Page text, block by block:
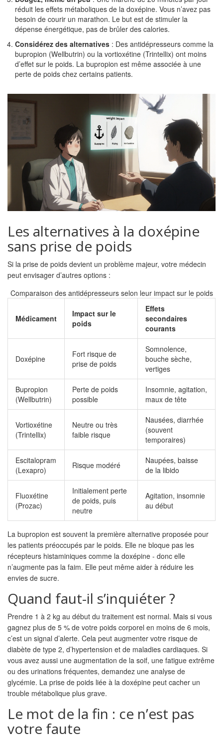
réduit les effets métaboliques de la doxépine. Vous n’avez pas
besoin de courir un marathon. Le but est de stimuler la
dépense énergétique, pas de brûler des calories.
Considérez des alternatives : Des antidépresseurs comme la
bupropion (Wellbutrin) ou la vortioxétine (Trintellix) ont moins
d’effet sur le poids. La bupropion est même associée à une
perte de poids chez certains patients.
Les alternatives à la doxépine
sans prise de poids
Si la prise de poids devient un problème majeur, votre médecin
peut envisager d’autres options :
Comparaison des antidépresseurs selon leur impact sur le poids
Médicament
Impact sur le
poids
Effets
secondaires
courants
Doxépine
Fort risque de
prise de poids
Somnolence,
bouche sèche,
vertiges
Bupropion
(Wellbutrin)
Perte de poids
possible
Insomnie, agitation,
maux de tête
Vortioxétine
(Trintellix)
Neutre ou très
faible risque
Nausées, diarrhée
(souvent
temporaires)
Escitalopram
(Lexapro)
Risque modéré
Naupées, baisse
de la libido
Fluoxétine
(Prozac)
Initialement perte
de poids, puis
neutre
Agitation, insomnie
au début
La bupropion est souvent la première alternative proposée pour
les patients préoccupés par le poids. Elle ne bloque pas les
récepteurs histaminiques comme la doxépine - donc elle
n’augmente pas la faim. Elle peut même aider à réduire les
envies de sucre.
Quand faut-il s’inquiéter ?
Prendre 1 à 2 kg au début du traitement est normal. Mais si vous
gagnez plus de 5 % de votre poids corporel en moins de 6 mois,
c’est un signal d’alerte. Cela peut augmenter votre risque de
diabète de type 2, d’hypertension et de maladies cardiaques. Si
vous avez aussi une augmentation de la soif, une fatigue extrême
ou des urinations fréquentes, demandez une analyse de
glycémie. La prise de poids liée à la doxépine peut cacher un
trouble métabolique plus grave.
Le mot de la fin : ce n’est pas
votre faute